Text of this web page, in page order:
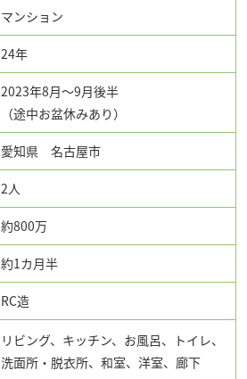
マンション
24年
2023年8月～9月後半
（途中お盆休みあり）
愛知県 名古屋市
2人
約800万
約1カ月半
RC造
リビング、キッチン、お風呂、トイレ、
洗面所・脱衣所、和室、洋室、廊下